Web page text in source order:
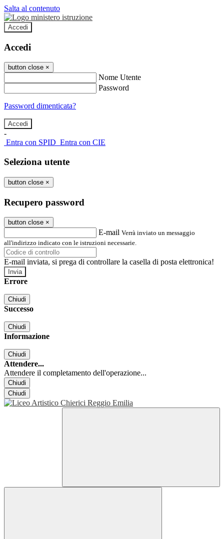
Salta al contenuto
Accedi
Accedi
button close ×
Nome Utente
Password
Password dimenticata?
-
Entra con SPID Entra con CIE
Seleziona utente
button close ×
Recupero password
button close ×
E-mail Verrà inviato un messaggio
all'indirizzo indicato con le istruzioni necessarie.
E-mail inviata, si prega di controllare la casella di posta elettronica!
Errore
Chiudi
Successo
Chiudi
Informazione
Chiudi
Attendere...
Attendere il completamento dell'operazione...
Chiudi
Chiudi